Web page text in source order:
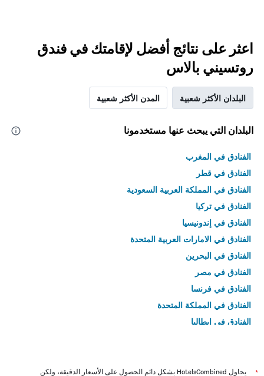
اعثر على نتائج أفضل لإقامتك في فندق
روتسيني بالاس
البلدان الأكثر شعبية المدن الأكثر شعبية
البلدان التي يبحث عنها مستخدمونا
الفنادق في المغرب
الفنادق في قطر
الفنادق في المملكة العربية السعودية
الفنادق في تركيا
الفنادق في إندونيسيا
الفنادق في الامارات العربية المتحدة
الفنادق في البحرين
الفنادق في مصر
الفنادق في فرنسا
الفنادق في المملكة المتحدة
الفنادق في إيطاليا
* يحاول HotelsCombined بشكل دائم الحصول على الأسعار الدقيقة، ولكن